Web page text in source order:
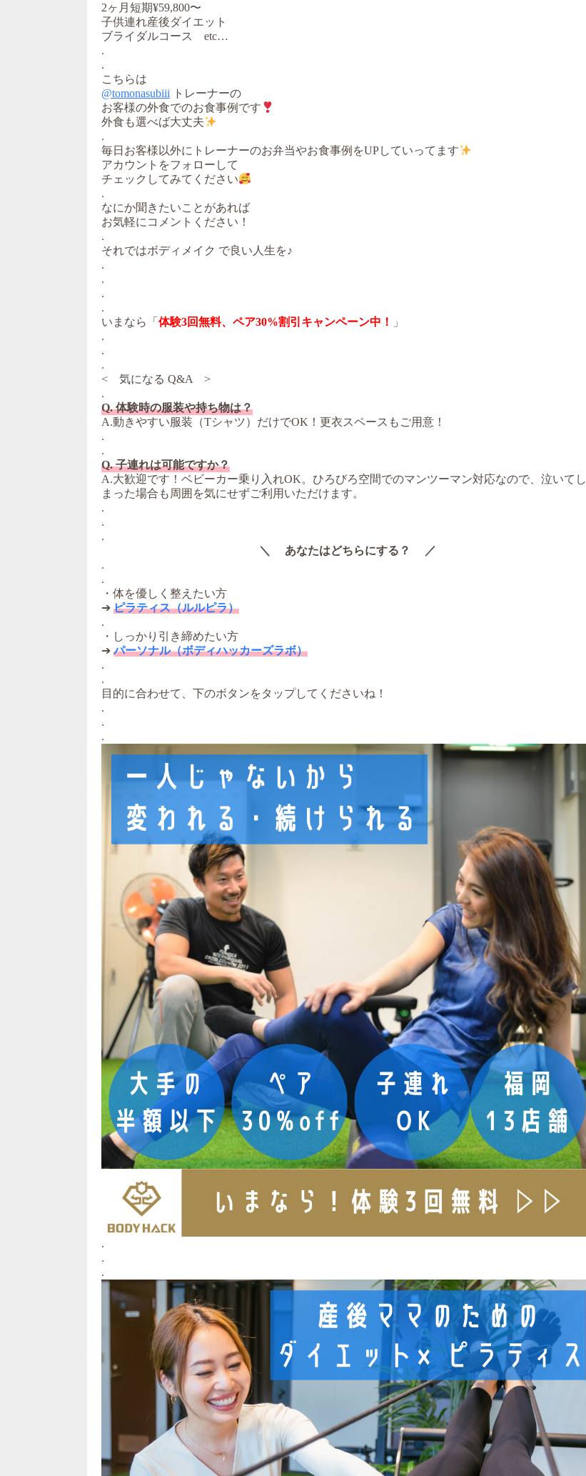
2ヶ月短期¥59,800〜
子供連れ産後ダイエット
ブライダルコース etc…
.
.
こちらは
@tomonasubiii トレーナーの
お客様の外食でのお食事例です
外食も選べば大丈夫
.
毎日お客様以外にトレーナーのお弁当やお食事例をUPしていってます
アカウントをフォローして
チェックしてみてください
.
なにか聞きたいことがあれば
お気軽にコメントください！
.
それではボディメイク で良い人生を♪
.
.
.
.
いまなら「 体験3回無料、ペア30%割引キャンペーン中！
」
.
.
.
< 気になる Q&A >
.
Q. 体験時の服装や持ち物は？
A.動きやすい服装（Tシャツ）だけでOK！更衣スペースもご用意！
.
.
Q. 子連れは可能ですか？
A.大歓迎です！ベビーカー乗り入れOK。ひろびろ空間でのマンツーマン対応なので、泣いてし
まった場合も周囲を気にせずご利用いただけます。
.
.
.
＼ あなたはどちらにする？ ／
.
.
・体を優しく整えたい方
➔ ピラティス（ルルピラ）
.
・しっかり引き締めたい方
➔パーソナル（ボディハッカーズラボ）
.
.
目的に合わせて、下のボタンをタップしてくださいね！
.
.
.
.
.
.